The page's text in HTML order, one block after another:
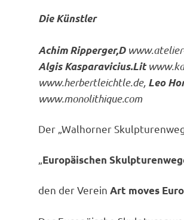
Die Künstler
Achim Ripperger,D
Algis Kasparavicius.Lit
www.herbertleichtle.de, Leo
www.monolithique.com
Der „Walhorner
Europäischen
den der Verein Art moves